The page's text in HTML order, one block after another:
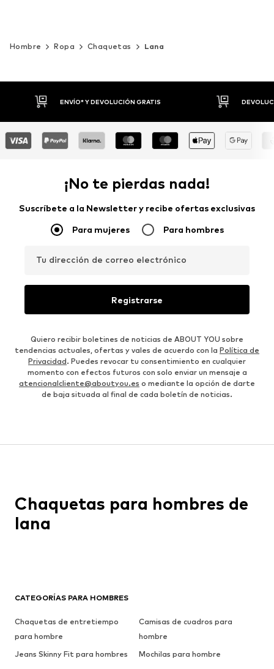
Hombre Ropa Chaquetas Lana
DEVOLUCIONES HASTA 30 DÍAS
¡No te pierdas nada!
Suscríbete a la Newsletter y recibe ofertas exclusivas
Para mujeres Para hombres
Tu dirección de correo electrónico
Registrarse
Quiero recibir boletines de noticias de ABOUT YOU sobre
tendencias actuales, ofertas y vales de acuerdo con la Política de
Privacidad. Puedes revocar tu consentimiento en cualquier
momento con efectos futuros con solo enviar un mensaje a
atencionalcliente@aboutyou.es o mediante la opción de darte
de baja situada al final de cada boletín de noticias.
CATEGORÍAS PARA HOMBRES
Chaquetas de entretiempo
para hombre
Camisas de cuadros para
hombre
Jeans Skinny Fit para hombres
Mochilas para hombre
Chaquetas para hombres de
lana